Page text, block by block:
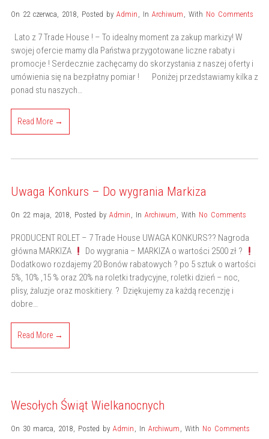
On 22 czerwca, 2018, Posted by Admin , In Archiwum , With No Comments
Lato z 7 Trade House ! – To idealny moment za zakup markizy! W
swojej ofercie mamy dla Państwa przygotowane liczne rabaty i
promocje ! Serdecznie zachęcamy do skorzystania z naszej oferty i
umówienia się na bezpłatny pomiar ! Poniżej przedstawiamy kilka z
ponad stu naszych…
Read More →
Uwaga Konkurs – Do wygrania Markiza
On 22 maja, 2018, Posted by Admin , In Archiwum , With No Comments
PRODUCENT ROLET – 7 Trade House UWAGA KONKURS?? Nagroda
główna MARKIZA
Do wygrania – MARKIZA o wartości 2500 zł ?
Dodatkowo rozdajemy 20 Bonów rabatowych ? po 5 sztuk o wartości
5%, 10% ,15 % oraz 20% na roletki tradycyjne, roletki dzień – noc,
plisy, żaluzje oraz moskitiery. ? Dziękujemy za każdą recenzję i
dobre…
Read More →
Wesołych Świąt Wielkanocnych
On 30 marca, 2018, Posted by Admin , In Archiwum , With No Comments